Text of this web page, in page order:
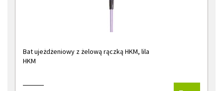
Bat ujeżdżeniowy z żelową rączką HKM, lila
HKM